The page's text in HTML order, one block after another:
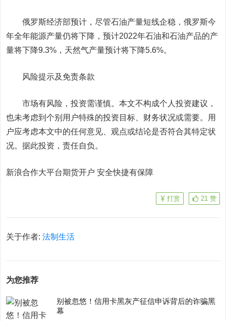
俄罗斯经济部预计，尽管石油产量短线企稳，俄罗斯今
年全年能源产量仍将下降，预计2022年石油和石油产品的产
量将下降9.3%，天然气产量预计将下降5.6%。
风险提示及免责条款
市场有风险，投资需谨慎。本文不构成个人投资建议，
也未考虑到个别用户特殊的投资目标、财务状况或需要。用
户应考虑本文中的任何意见、观点或结论是否符合其特定状
况。据此投资，责任自负。
新浪合作大平台期货开户 安全快捷有保障
21 赞
打赏
关于作者:法制生活
为您推荐
别被忽悠！信用卡黑灰产征信申诉背后的诈骗黑
幕